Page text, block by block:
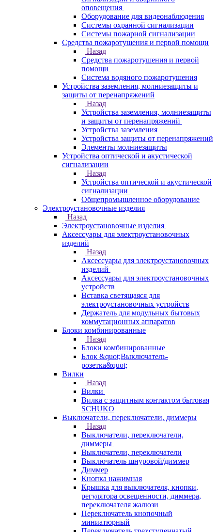
оповещения
Оборудование для видеонаблюдения
Системы охранной сигнализации
Системы пожарной сигнализации
Средства пожаротушения и первой помощи
Назад
Средства пожаротушения и первой
помощи
Система водяного пожаротушения
Устройства заземления, молниезащиты и
защиты от перенапряжений
Назад
Устройства заземления, молниезащиты
и защиты от перенапряжений
Устройства заземления
Устройства защиты от перенапряжений
Элементы молниезащиты
Устройства оптической и акустической
сигнализации
Назад
Устройства оптической и акустической
сигнализации
Общепромышленное оборудование
Электроустановочные изделия
Назад
Электроустановочные изделия
Аксессуары для электроустановочных
изделий
Назад
Аксессуары для электроустановочных
изделий
Аксессуары для электроустановочных
устройств
Вставка светящаяся для
электроустановочных устройств
Держатель для модульных бытовых
коммутационных аппаратов
Блоки комбинированные
Назад
Блоки комбинированные
Блок &quot;Выключатель-
розетка&quot;
Вилки
Назад
Вилки
Вилка с защитным контактом бытовая
SCHUKO
Выключатели, переключатели, диммеры
Назад
Выключатели, переключатели,
диммеры
Выключатели, переключатели
Выключатель шнуровой/диммер
Диммер
Кнопка нажимная
Крышка для выключателя, кнопки,
регулятора освещенности, диммера,
переключателя жалюзи
Переключатель кнопочный
миниатюрный